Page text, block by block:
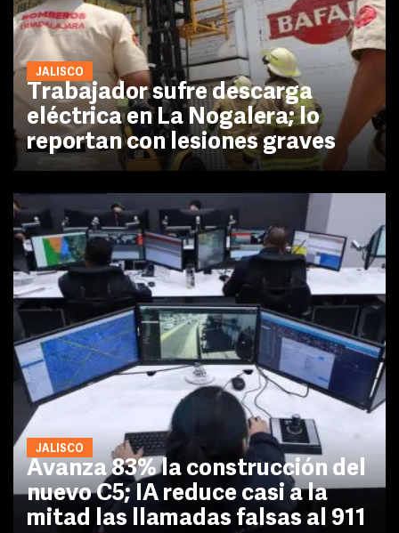
JALISCO
Trabajador sufre descarga
eléctrica en La Nogalera; lo
reportan con lesiones graves
JALISCO
Avanza 83% la construcción del
nuevo C5; IA reduce casi a la
mitad las llamadas falsas al 911